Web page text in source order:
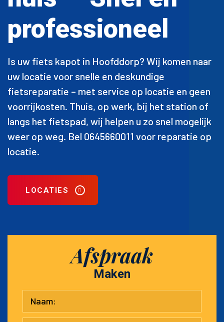
professioneel
Is uw fiets kapot in Hoofddorp? Wij komen naar
uw locatie voor snelle en deskundige
fietsreparatie – met service op locatie en geen
voorrijkosten. Thuis, op werk, bij het station of
langs het fietspad, wij helpen u zo snel mogelijk
weer op weg. Bel 0645660011 voor reparatie op
locatie.
LOCATIES
Afspraak
Maken